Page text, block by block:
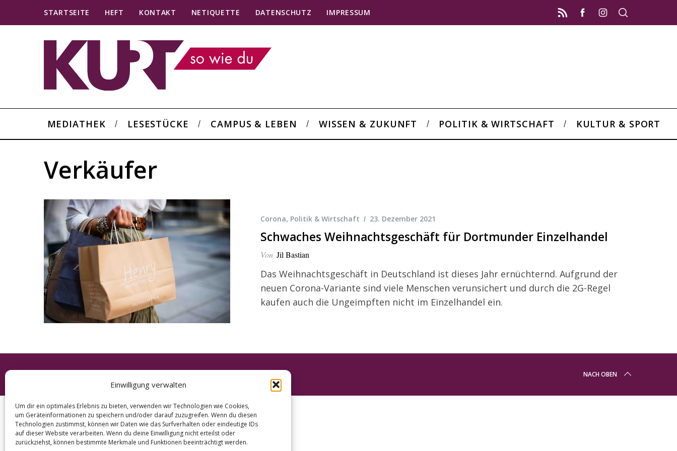
Einwilligung verwalten
Um dir ein optimales Erlebnis zu bieten, verwenden wir Technologien wie Cookies,
um Geräteinformationen zu speichern und/oder darauf zuzugreifen. Wenn du diesen
Technologien zustimmst, können wir Daten wie das Surfverhalten oder eindeutige IDs
auf dieser Website verarbeiten. Wenn du deine Einwilligung nicht erteilst oder
zurückziehst, können bestimmte Merkmale und Funktionen beeinträchtigt werden.
STARTSEITE HEFT KONTAKT NETIQUETTE DATENSCHUTZ IMPRESSUM
MEDIATHEK LESESTÜCKE CAMPUS & LEBEN WISSEN & ZUKUNFT POLITIK & WIRTSCHAFT KULTUR & SPORT
Verkäufer
Corona, Politik & Wirtschaft 23. Dezember 2021
Schwaches Weihnachtsgeschäft für Dortmunder Einzelhandel
Von Jil Bastian
Das Weihnachtsgeschäft in Deutschland ist dieses Jahr ernüchternd. Aufgrund der
neuen Corona-Variante sind viele Menschen verunsichert und durch die 2G-Regel
kaufen auch die Ungeimpften nicht im Einzelhandel ein.
NACH OBEN
S
e
a
f
o
r
: